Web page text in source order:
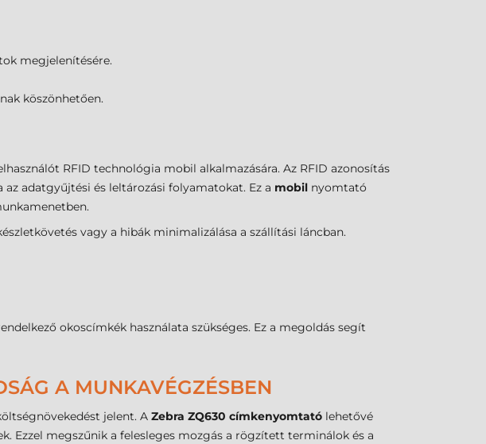
megjelenítésére.
köszönhetően.
RFID technológia mobil alkalmazására. Az RFID azonosítás
adatgyűjtési és leltározási folyamatokat. Ez a mobil nyomtató
vagy a hibák minimalizálása a szállítási láncban.
okoscímkék használata szükséges. Ez a megoldás segít
A MUNKAVÉGZÉSBEN
jelent. A Zebra ZQ630 címkenyomtató lehetővé
Ezzel megszűnik a felesleges mozgás a rögzített terminálok és a